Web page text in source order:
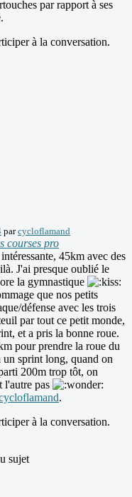
par rapport à ses
à la conversation.
parcycloflamand
courses pro
45km avec des
J'ai presque oublié le
la gymnastique
que nos petits
défense avec les trois
par tout ce petit monde,
et a pris la bonne roue.
pour prendre la roue du
sprint long, quand on
200m trop tôt, on
l'autre pas
.
à la conversation.
sujet